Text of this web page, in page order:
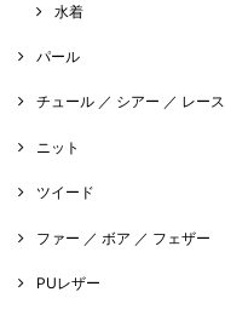
水着
パール
チュール ／ シアー ／ レース
ニット
ツイード
ファー ／ ボア ／ フェザー
PUレザー